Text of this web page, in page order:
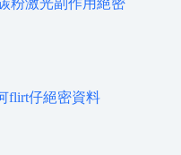
粉激光副作用絕密
flirt仔絕密資料